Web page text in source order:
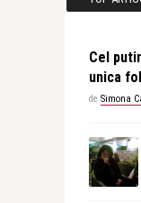
Cel
unica
de Simona